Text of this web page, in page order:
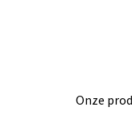
Onze